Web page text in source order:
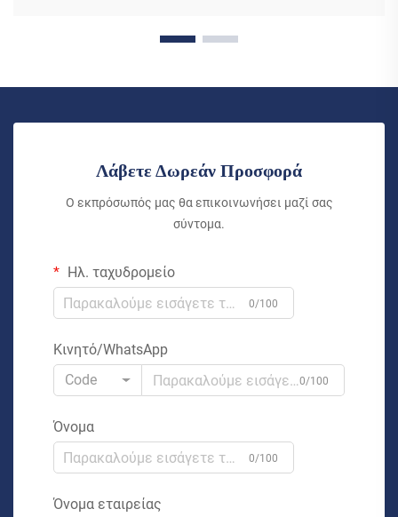
Λάβετε Δωρεάν Προσφορά
Ο εκπρόσωπός μας θα επικοινωνήσει μαζί σας
σύντομα.
Ηλ. ταχυδρομείο
0/100
Κινητό/WhatsApp
Code
0/100
Όνομα
0/100
Όνομα εταιρείας